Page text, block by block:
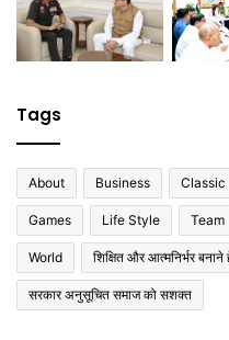
Tags
About Business Classic
Games Life Style Team
World शिक्षित और आत्मनिर्भर
सरकार अनुसूचित समाज को सशक्त